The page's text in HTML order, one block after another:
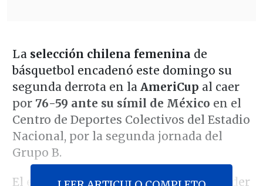
La selección chilena femenina de
básquetbol encadenó este domingo su
segunda derrota en la AmeriCup al caer
por76-59 ante su símil de México en el
Centro de Deportes Colectivos del Estadio
Nacional, por la segunda jornada del
Grupo B.
El equipo dirigido por Cristian Santander